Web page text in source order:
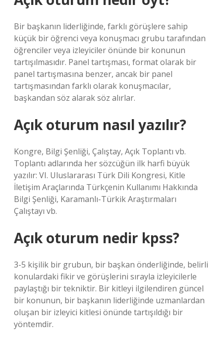
Bir başkanın liderliğinde, farklı görüşlere sahip
küçük bir öğrenci veya konuşmacı grubu tarafından
öğrenciler veya izleyiciler önünde bir konunun
tartışılmasıdır. Panel tartışması, format olarak bir
panel tartışmasına benzer, ancak bir panel
tartışmasından farklı olarak konuşmacılar,
başkandan söz alarak söz alırlar.
Açık oturum nasıl yazılır?
Kongre, Bilgi Şenliği, Çalıştay, Açık Toplantı vb.
Toplantı adlarında her sözcüğün ilk harfi büyük
yazılır: VI. Uluslararası Türk Dili Kongresi, Kitle
İletişim Araçlarında Türkçenin Kullanımı Hakkında
Bilgi Şenliği, Karamanlı-Türkik Araştırmaları
Çalıştayı vb.
Açık oturum nedir kpss?
3-5 kişilik bir grubun, bir başkan önderliğinde, belirli
konulardaki fikir ve görüşlerini sırayla izleyicilerle
paylaştığı bir tekniktir. Bir kitleyi ilgilendiren güncel
bir konunun, bir başkanın liderliğinde uzmanlardan
oluşan bir izleyici kitlesi önünde tartışıldığı bir
yöntemdir.